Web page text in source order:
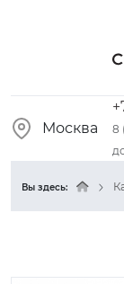
Москва
8
Вы здесь: